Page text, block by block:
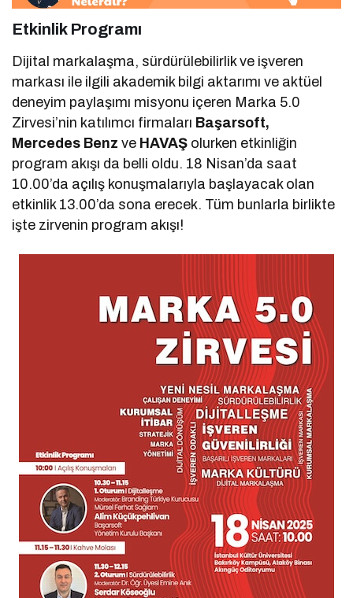
Etkinlik Programı
Dijital markalaşma, sürdürülebilirlik ve işveren
markası ile ilgili akademik bilgi aktarımı ve aktüel
deneyim paylaşımı misyonu içeren Marka 5.0
Zirvesi’nin katılımcı firmaları Başarsoft,
Mercedes Benzve HAVAŞ olurken etkinliğin
program akışı da belli oldu. 18 Nisan’da saat
10.00’da açılış konuşmalarıyla başlayacak olan
etkinlik 13.00’da sona erecek. Tüm bunlarla birlikte
işte zirvenin program akışı!